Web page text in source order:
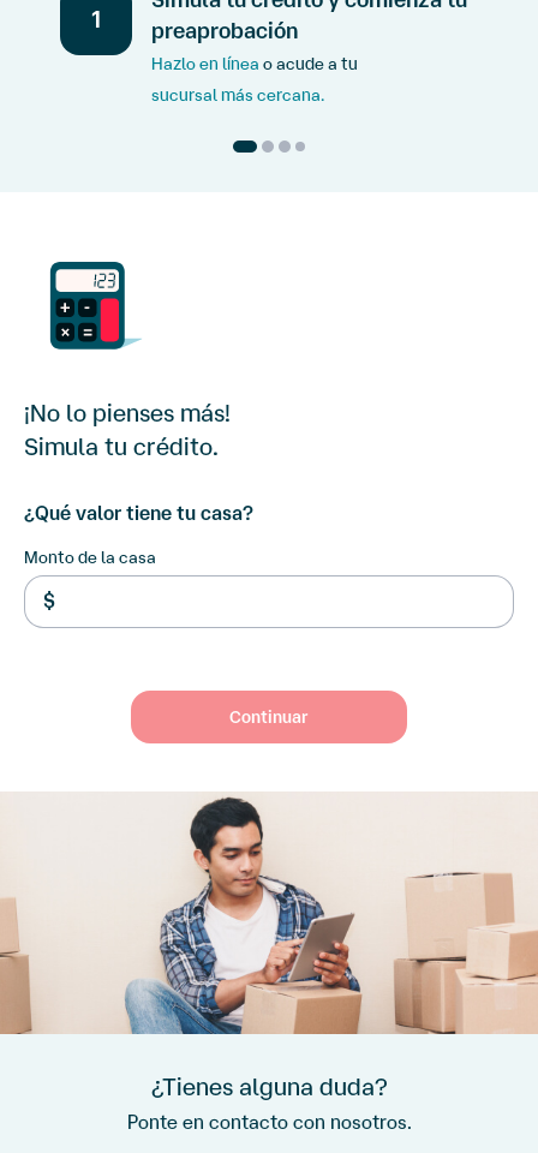
1
preaprobación
Hazlo en línea o acude a tu
sucursal más cercana.
¡No lo pienses más!
Simula tu crédito.
¿Qué valor tiene tu casa?
Monto de la casa
$
Continuar
¿Tienes alguna duda?
Ponte en contacto con nosotros.